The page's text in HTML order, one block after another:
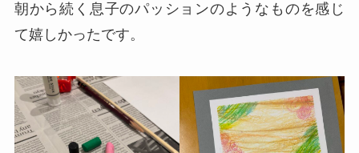
朝から続く息子のパッションのようなものを感じ
て嬉しかったです。